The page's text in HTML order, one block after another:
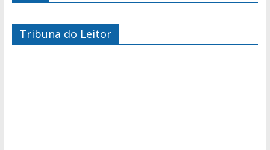
Tribuna do Leitor